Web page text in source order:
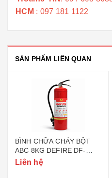
HCM : 097 181 1122
SẢN PHẨM LIÊN QUAN
BÌNH CHỮA CHÁY BỘT
ABC 8KG DEFIRE DF-
ABC8 (BỘ CÔNG AN)
Liên hệ